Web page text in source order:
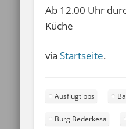
Ab 12.00 Uhr
Küche
viaStartseite.
Ausflugtipps
Burg Bederkesa